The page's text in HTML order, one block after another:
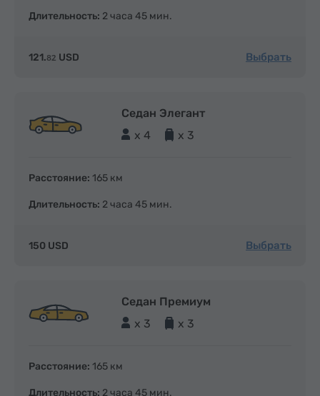
Длительность: 2 часа 45 мин.
121.82 USD Выбрать
Седан Элегант
x 4
x 3
Расстояние: 165 км
Длительность: 2 часа 45 мин.
150 USD Выбрать
Седан Премиум
x 3
x 3
Расстояние: 165 км
Длительность: 2 часа 45 мин.